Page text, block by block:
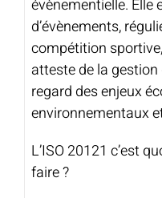
évènementielle. Elle
d’évènements,
compétition
atteste de la gestion
regard des enjeux
environnementaux
L’ISO 20121 c’est
faire ?